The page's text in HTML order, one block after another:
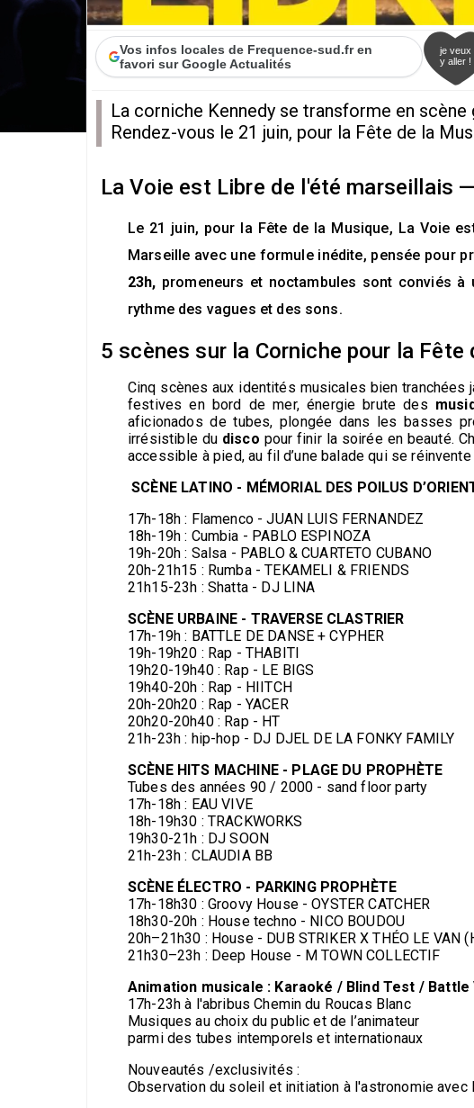
Vos infos locales de Frequence-sud.fr en
favori sur Google Actualités
je veux
y aller !
La corniche Kennedy se transforme en
Rendez-vous le 21 juin, pour la Fête de la
La Voie est Libre de l'été marseillais
Le 21 juin, pour la Fête de la Musique, La Voie
Marseille avec une formule inédite, pensée pour
23h, promeneurs et noctambules sont conviés
rythme des vagues et des sons.
5 scènes sur la Corniche pour la Fête
Cinq scènes aux identités musicales bien tranchées
festives en bord de mer, énergie brute des
aficionados de tubes, plongée dans les basses
irrésistible du disco pour finir la soirée en beauté.
accessible à pied, au fil d’une balade qui se réinvente
SCÈNE LATINO - MÉMORIAL DES POILUS
17h-18h : Flamenco - JUAN LUIS FERNANDEZ
18h-19h : Cumbia - PABLO ESPINOZA
19h-20h : Salsa - PABLO & CUARTETO CUBANO
20h-21h15 : Rumba - TEKAMELI & FRIENDS
21h15-23h : Shatta - DJ LINA
SCÈNE URBAINE - TRAVERSE CLASTRIER
17h-19h : BATTLE DE DANSE + CYPHER
19h-19h20 : Rap - THABITI
19h20-19h40 : Rap - LE BIGS
19h40-20h : Rap - HIITCH
20h-20h20 : Rap - YACER
20h20-20h40 : Rap - HT
21h-23h : hip-hop - DJ DJEL DE LA FONKY FAMILY
SCÈNE HITS MACHINE - PLAGE DU PROPHÈTE
Tubes des années 90 / 2000 - sand floor party
17h-18h : EAU VIVE
18h-19h30 : TRACKWORKS
19h30-21h : DJ SOON
21h-23h : CLAUDIA BB
SCÈNE ÉLECTRO - PARKING PROPHÈTE
17h-18h30 : Groovy House - OYSTER CATCHER
18h30-20h : House techno - NICO BOUDOU
20h–21h30 : House - DUB STRIKER X THÉO LE VAN
21h30–23h : Deep House - M TOWN COLLECTIF
Animation musicale : Karaoké / Blind Test / Battle
17h-23h à l'abribus Chemin du Roucas Blanc
Musiques au choix du public et de l’animateur
parmi des tubes intemporels et internationaux
Nouveautés /exclusivités :
Observation du soleil et initiation à l'astronomie avec